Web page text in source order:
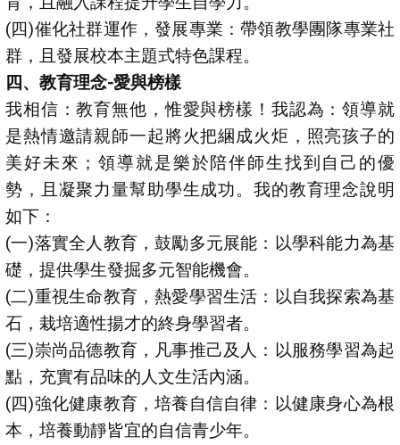
(四)催化社群運作，發展專業：帶領教學團隊專業社
群，且發展校本主題式特色課程。
四、教育理念-愛與榜樣
我相信：教育無他，惟愛與榜樣！我認為：領導就
是熱情邀請親師一起將火把綑成火炬，照亮孩子的
美好未來；領導就是樂於陪伴師生找到自己的優
勢，且凝聚力量幫助學生成功。我的教育理念說明
如下：
(一)落實全人教育，鼓勵多元展能：以學科能力為基
礎，提供學生發掘多元智能機會。
(二)重視生命教育，熱愛學習生活：以自我探索為基
石，栽培適性揚才的終身學習者。
(三)崇尚品德教育，凡事推己及人：以服務學習為起
點，充實有品味的人文生活內涵。
(四)強化健康教育，培養自信自律：以健康身心為根
本，培養動靜皆宜的自信青少年。